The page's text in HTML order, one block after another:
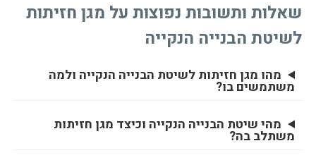
שאלות ותשובות נפוצות על מגן חזיתות
לשיטת הבנייה הנקייה
מהו מגן חזיתות לשיטת הבנייה הנקייה ולמה
משתמשים בו?
מהי שיטת הבנייה הנקייה וכיצד מגן חזיתות
משתלב בה?